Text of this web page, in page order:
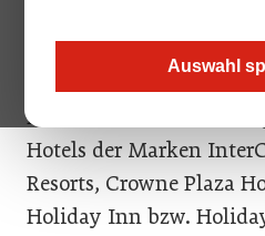
Auswahl
In Rolf Hübners neuen
fallen damit 15 im
Hotels der Marken
Resorts, Crowne Plaza
Holiday Inn bzw.